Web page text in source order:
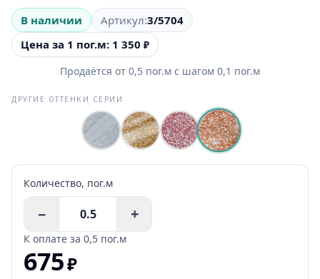
В наличии Артикул:3/5704
Цена за 1 пог.м: 1 350 ₽
Продаётся от 0,5 пог.м с шагом 0,1 пог.м
ДРУГИЕ ОТТЕНКИ СЕРИИ
Количество, пог.м
− +
К оплате за 0,5 пог.м
675₽